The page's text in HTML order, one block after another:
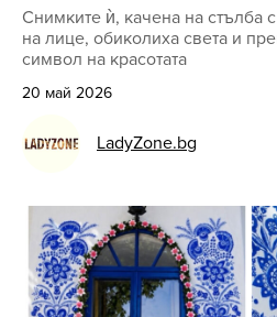
Снимките ѝ, качена на стълба
на лице, обиколиха света и
символ на красотата
20 май 2026
LadyZone.bg